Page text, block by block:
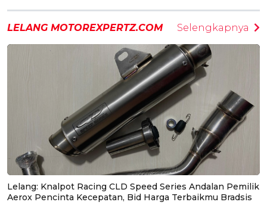
LELANG MOTOREXPERTZ.COM Selengkapnya
Lelang: Knalpot Racing CLD Speed Series Andalan Pemilik
Aerox Pencinta Kecepatan, Bid Harga Terbaikmu Bradsis